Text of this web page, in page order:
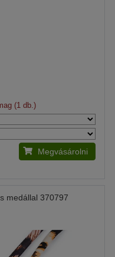
(1 db.)
Megvásárolni
medállal 370797